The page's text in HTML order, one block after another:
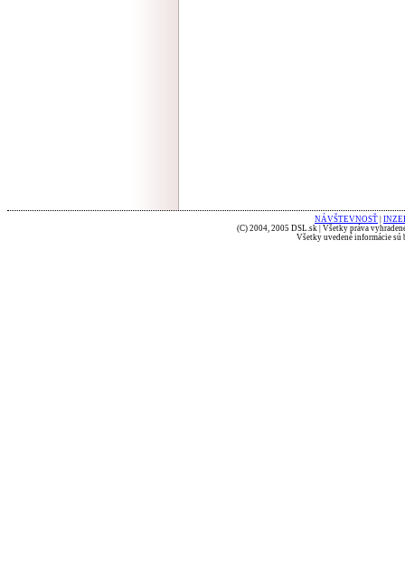
NÁVŠTEVNOSŤ
(C) 2004, 2005 DSL.sk | Všetky práva
Všetky uvedené informácie sú